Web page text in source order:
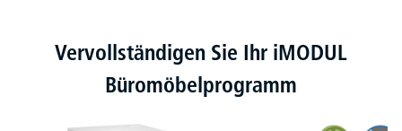
Produktgalerie überspringen
Vervollständigen Sie Ihr iMODUL
Büromöbelprogramm